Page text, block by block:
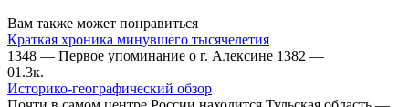
Вам также может понравиться
Краткая хроника минувшего тысячелетия
1348 — Первое упоминание о г. Алексине 1382 —
01.3к.
Историко-географический обзор